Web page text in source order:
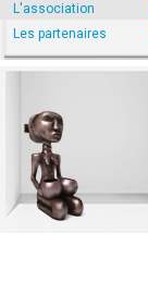
L'association
Les partenaires